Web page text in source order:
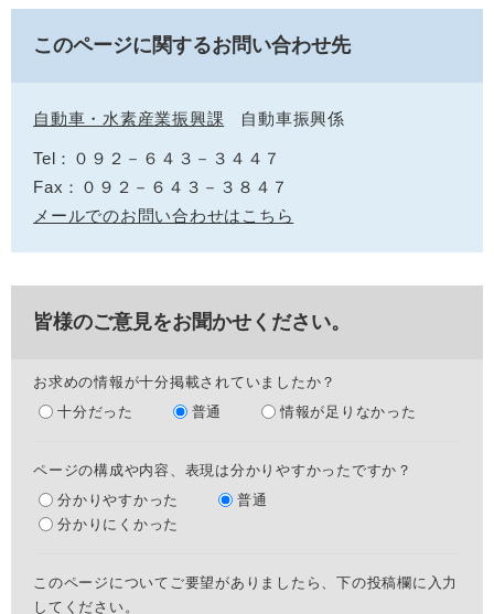
このページに関するお問い合わせ先
自動車・水素産業振興課 自動車振興係
Tel：０９２－６４３－３４４７
Fax：０９２－６４３－３８４７
メールでのお問い合わせはこちら
皆様のご意見をお聞かせください。
お求めの情報が十分掲載されていましたか？
十分だった
普通 情報が足りなかった
ページの構成や内容、表現は分かりやすかったですか？
分かりやすかった
普通
分かりにくかった
このページについてご要望がありましたら、下の投稿欄に入力
してください。